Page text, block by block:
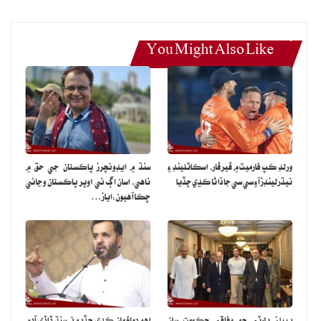
You Might Also Like
ورلڊ ڪپ فارميٽ ۾ ڦيرڦار، اسڪاٽلينڊ ۽
نيڌرلينڊز آءِ سي سي جا ڌاڻا ڪڍي ڇڏيا
سنڌ ۾ ايڊونچرز پاڪستان جي حق ۾
ناهي، اسان اڳ ئي اوڀر پاڪستان وڃائي
چڪا آهيون:اياز…